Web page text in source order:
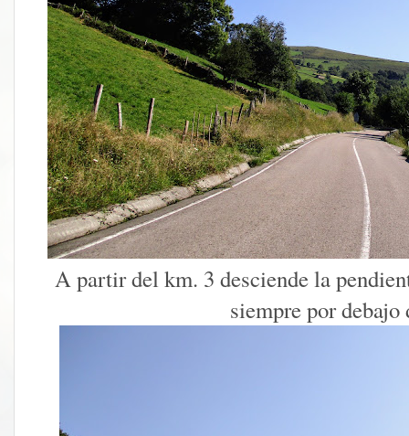
A partir del km. 3 desciende la
siempre por debajo